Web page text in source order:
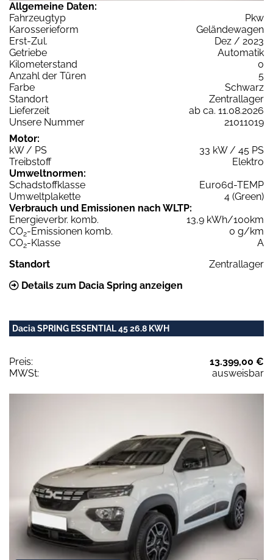
Allgemeine Daten:
Fahrzeugtyp
Pkw
Karosserieform
Geländewagen
Erst-Zul.
Dez / 2023
Getriebe
Automatik
Kilometerstand
0
Anzahl der Türen
5
Farbe
Schwarz
Standort
Zentrallager
Lieferzeit
ab ca. 11.08.2026
Unsere Nummer
21011019
Motor:
kW / PS
33 kW / 45 PS
Treibstoff
Elektro
Umweltnormen:
Schadstoffklasse
Euro6d-TEMP
Umweltplakette
4 (Green)
Verbrauch und Emissionen nach WLTP:
Energieverbr. komb.
13,9 kWh/100km
CO2-Emissionen komb.
0 g/km
CO2-Klasse
A
Standort
Zentrallager
Details zum Dacia Spring anzeigen
Dacia SPRING ESSENTIAL 45 26.8 KWH
Preis:
13.399,00 €
MWSt:
ausweisbar